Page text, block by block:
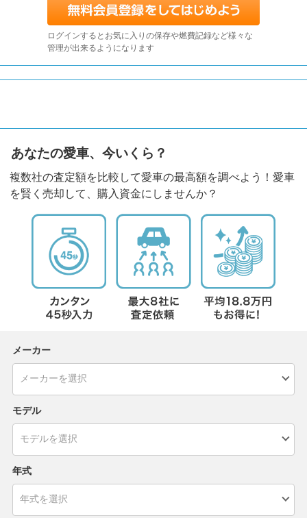
ログインするとお気に入りの保存や燃費記録など様々な
管理が出来るようになります
あなたの愛車、今いくら？
複数社の査定額を比較して愛車の最高額を調べよう！愛車
を賢く売却して、購入資金にしませんか？
メーカー
モデル
年式